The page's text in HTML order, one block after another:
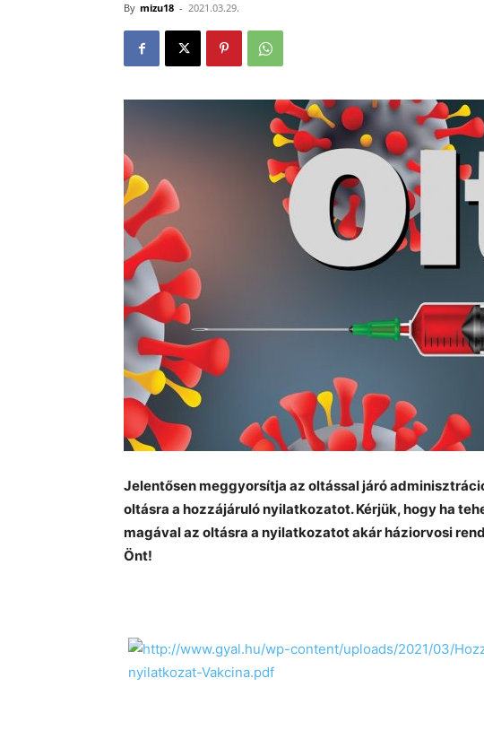
By mizu18 - 2021.03.29.
Jelentősen meggyorsítja az oltással járó
oltásra a hozzájáruló nyilatkozatot. Kérjük, hogy ha
magával az oltásra a nyilatkozatot akár háziorvosi
Önt!